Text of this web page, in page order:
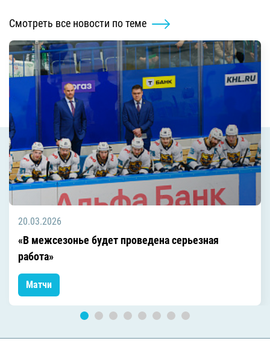
Смотреть все новости по теме
20.03.2026
«В межсезонье будет проведена серьезная
работа»
Матчи